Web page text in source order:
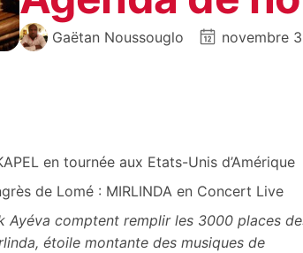
Gaëtan Noussouglo novembre
en tournée aux Etats-Unis d’Amérique
de Lomé : MIRLINDA en Concert Live
Ayéva comptent remplir les 3000 places
étoile montante des musiques de